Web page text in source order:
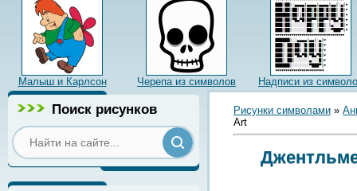
Малыш и Карлсон Черепа из символов Надписи из
Поиск рисунков Рисунки символами »
Art